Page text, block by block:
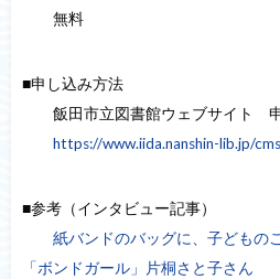
無料
■申し込み方法
飯田市立図書館ウェブサイト 申
https://www.iida.nanshin-lib.jp/
■参考（インタビュー記事）
紙バンドのバッグに、子どもの
「ボンドガール」片桐さと子さん